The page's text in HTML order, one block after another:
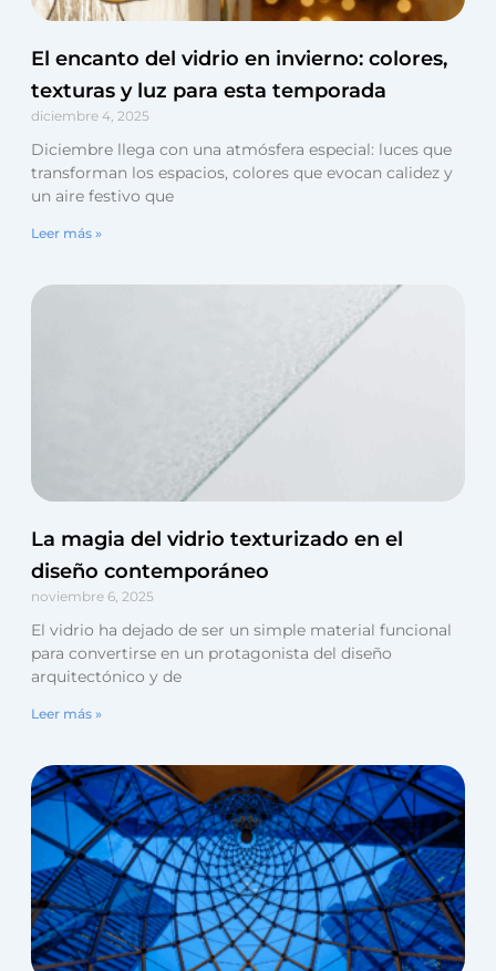
El encanto del vidrio en invierno: colores,
texturas y luz para esta temporada
diciembre 4, 2025
Diciembre llega con una atmósfera especial: luces que
transforman los espacios, colores que evocan calidez y
un aire festivo que
Leer más »
La magia del vidrio texturizado en el
diseño contemporáneo
noviembre 6, 2025
El vidrio ha dejado de ser un simple material funcional
para convertirse en un protagonista del diseño
arquitectónico y de
Leer más »